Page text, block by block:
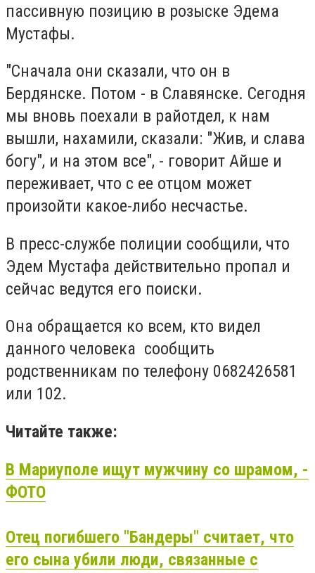
пассивную позицию в розыске Эдема
Мустафы.
"Сначала они сказали, что он в
Бердянске. Потом - в Славянске. Сегодня
мы вновь поехали в райотдел, к нам
вышли, нахамили, сказали: "Жив, и слава
богу", и на этом все", - говорит Айше и
переживает, что с ее отцом может
произойти какое-либо несчастье.
В пресс-службе полиции сообщили, что
Эдем Мустафа действительно пропал и
сейчас ведутся его поиски.
Она обращается ко всем, кто видел
данного человека сообщить
родственникам по телефону 0682426581
или 102.
Читайте также:
В Мариуполе ищут мужчину со шрамом, -
ФОТО
Отец погибшего "Бандеры" считает, что
его сына убили люди, связанные с